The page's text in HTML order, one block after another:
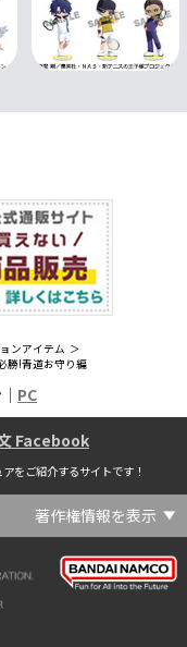
ンアイテム
勝!青道お守り編
PC
Facebook
をご紹介するサイトです！
著作権情報を表示